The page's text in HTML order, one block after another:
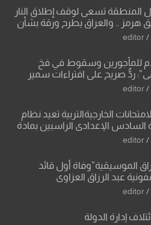
المنطقة تسعى لوقف إطلاق النار
هرمز .. والعراق يطرح ورقة بشأن
editor
للمأجورين وسقوط في فخ
ردٌّ صريح على افتراءات سمير
editor
الخارجيةالتربية تعيد نظام
السادس الإعدادي الراسبين بمادة
editor
الموسيقية”وفاة أول قائد
عبد الرزاق العزاوي
editor
إدارة الدولة